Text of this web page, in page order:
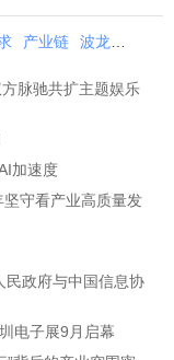
产业链 波龙
脉驰共扩主题娱乐
加速度
守看产业高质量发
民政府与中国信息协
电子展9月启幕